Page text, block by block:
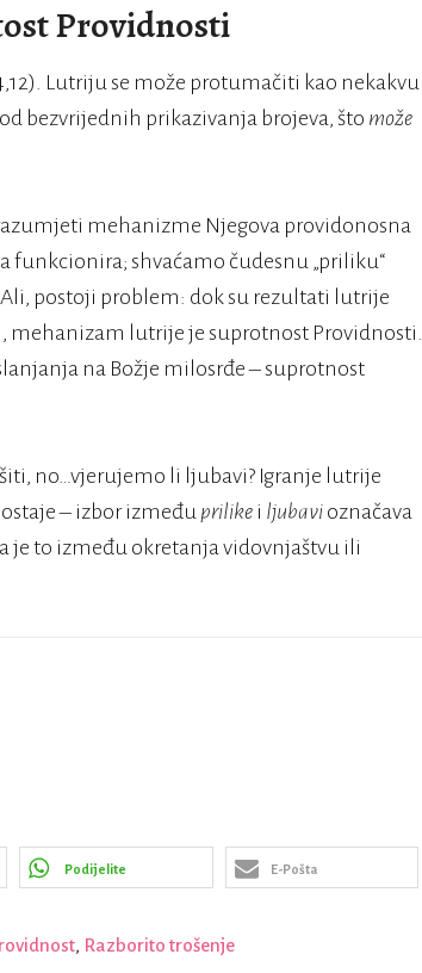
Providnosti
Lutriju se može protumačiti kao nekakvu
bezvrijednih prikazivanja brojeva, što može
mehanizme Njegova providonosna
shvaćamo čudesnu „priliku“
postoji problem: dok su rezultati lutrije
mehanizam lutrije je suprotnost Providnosti.
na Božje milosrđe – suprotnost
no…vjerujemo li ljubavi? Igranje lutrije
– izbor izmeđuprilike i ljubavi označava
je to između okretanja vidovnjaštvu ili
Podijelite E-Pošta
, Razborito trošenje